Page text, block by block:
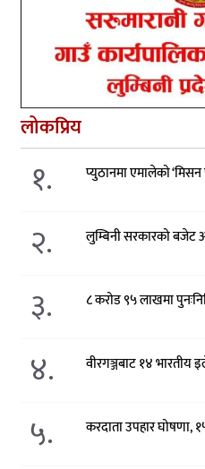
लोकप्रिय
१. प्युठानमा एमालेको ‘मिसन
२. लुम्बिनी सरकारको बजेट
३. ८ करोड ९५ लाखमा
४. वीरगञ्जबाट १४ भारतीय
५. करदाता उपहार घोषणा,